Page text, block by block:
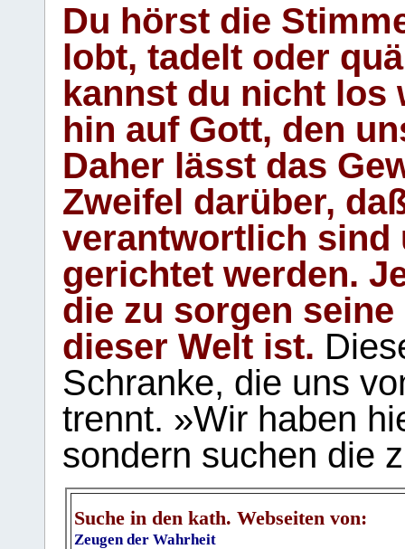
Du hörst die
lobt, tadelt oder
kannst du nicht los
hin auf Gott, den
Daher lässt das
Zweifel darüber,
verantwortlich sind
gerichtet werden.
die zu sorgen
dieser Welt ist.
Schranke, die uns
trennt. »Wir haben
sondern suchen die
Suche in den kath. Webseiten von:
Zeugen der Wahrheit